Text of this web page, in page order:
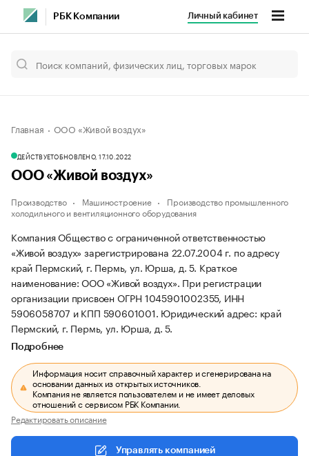
РБК Компании Личный кабинет
Главная ООО «Живой воздух»
ДЕЙСТВУЕТОБНОВЛЕНО, 17.10.2022
ООО «Живой воздух»
Производство Машиностроение
Производство промышленного
холодильного и вентиляционного оборудования
Компания Общество с ограниченной ответственностью
«Живой воздух» зарегистрирована 22.07.2004 г. по адресу
край Пермский, г. Пермь, ул. Юрша, д. 5. Краткое
наименование: ООО «Живой воздух». При регистрации
организации присвоен ОГРН 1045901002355, ИНН
5906058707 и КПП 590601001. Юридический адрес: край
Пермский, г. Пермь, ул. Юрша, д. 5.
Подробнее
Информация носит справочный характер и сгенерирована на
основании данных из открытых источников.
Компания не является пользователем и не имеет деловых
отношений с сервисом РБК Компании.
Редактировать описание
Управлять компанией